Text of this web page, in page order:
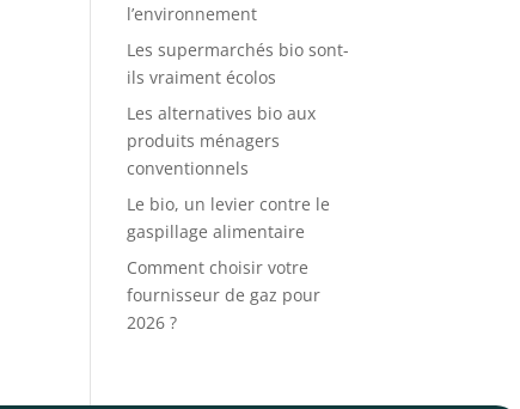
l’environnement
Les supermarchés bio sont-
ils vraiment écolos
Les alternatives bio aux
produits ménagers
conventionnels
Le bio, un levier contre le
gaspillage alimentaire
Comment choisir votre
fournisseur de gaz pour
2026 ?